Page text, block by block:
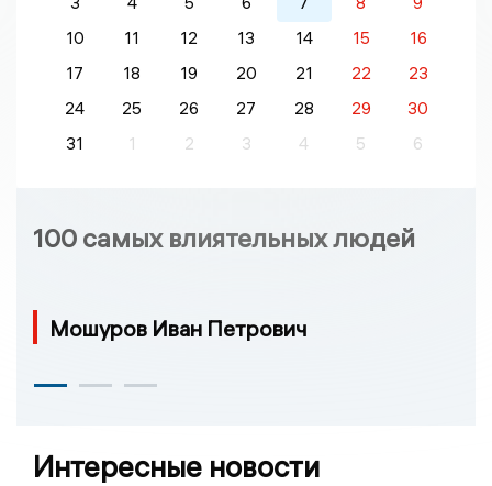
10
11 12 13 14 15
16
17
18 19 20 21 22
23
24
25 26 27 28 29
30
31
1 2 3 4 5 6
100 самых влиятельных людей
Мошуров Иван Петрович
Интересные новости